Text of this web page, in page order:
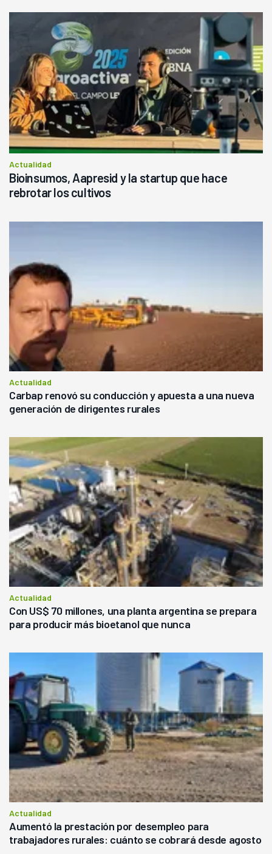
Actualidad
Bioinsumos, Aapresid y la startup que hace
rebrotar los cultivos
Actualidad
Carbap renovó su conducción y apuesta a una nueva
generación de dirigentes rurales
Actualidad
Con US$ 70 millones, una planta argentina se prepara
para producir más bioetanol que nunca
Actualidad
Aumentó la prestación por desempleo para
trabajadores rurales: cuánto se cobrará desde agosto